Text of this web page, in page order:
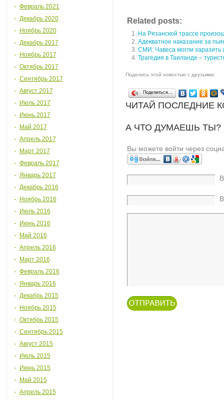
Февраль 2021
Декабрь 2020
Ноябрь 2020
Декабрь 2017
Ноябрь 2017
Октябрь 2017
Сентябрь 2017
Август 2017
Июль 2017
Июнь 2017
Май 2017
Апрель 2017
Март 2017
Февраль 2017
Январь 2017
Декабрь 2016
Ноябрь 2016
Июль 2016
Июнь 2016
Май 2016
Апрель 2016
Март 2016
Февраль 2016
Январь 2016
Декабрь 2015
Ноябрь 2015
Октябрь 2015
Сентябрь 2015
Август 2015
Июль 2015
Июнь 2015
Май 2015
Апрель 2015
Related posts:
На Рязанской трассе
Адекватное наказание за
СМИ: Чавеса могли заразить
Трагедия в Таиланде –
Поделись этой новостью с друзьями:
Поделиться…
ЧИТАЙ ПОСЛЕДНИЕ
А ЧТО ДУМАЕШЬ
Вы можете войти через